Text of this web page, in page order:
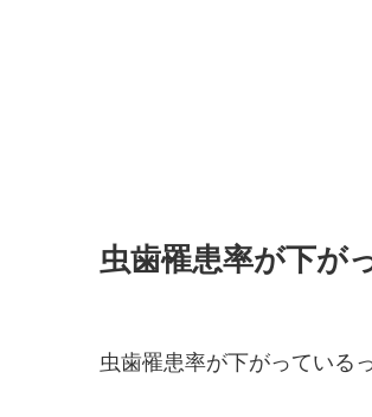
虫歯罹患率が下が
虫歯罹患率が下がっている